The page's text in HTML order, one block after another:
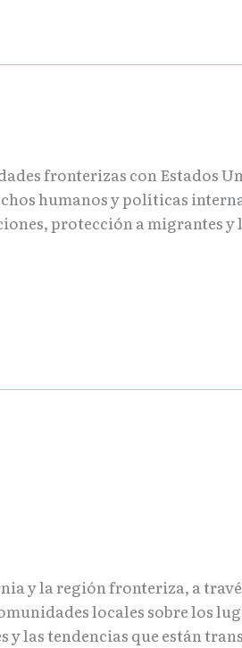
fronterizas con Estados
humanos y políticas
protección a migrantes y
y la región fronteriza, a
locales sobre los
y las tendencias que están